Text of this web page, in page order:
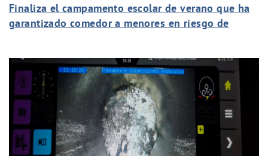
Finaliza el campamento escolar de verano que ha
garantizado comedor a menores en riesgo de